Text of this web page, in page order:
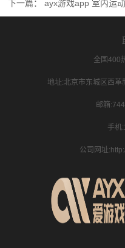
下一篇：ayx游戏app 室内运
全国400
地址:北京市东城区西
邮箱
手机
公司网址